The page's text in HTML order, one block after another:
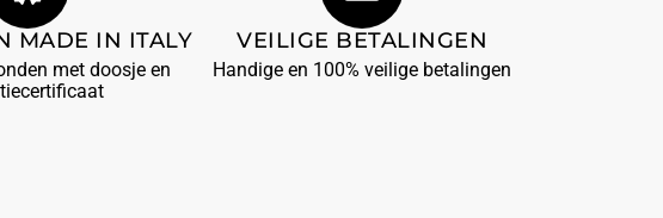
MADE IN ITALY
met doosje en
VEILIGE BETALINGEN
Handige en 100% veilige betalingen